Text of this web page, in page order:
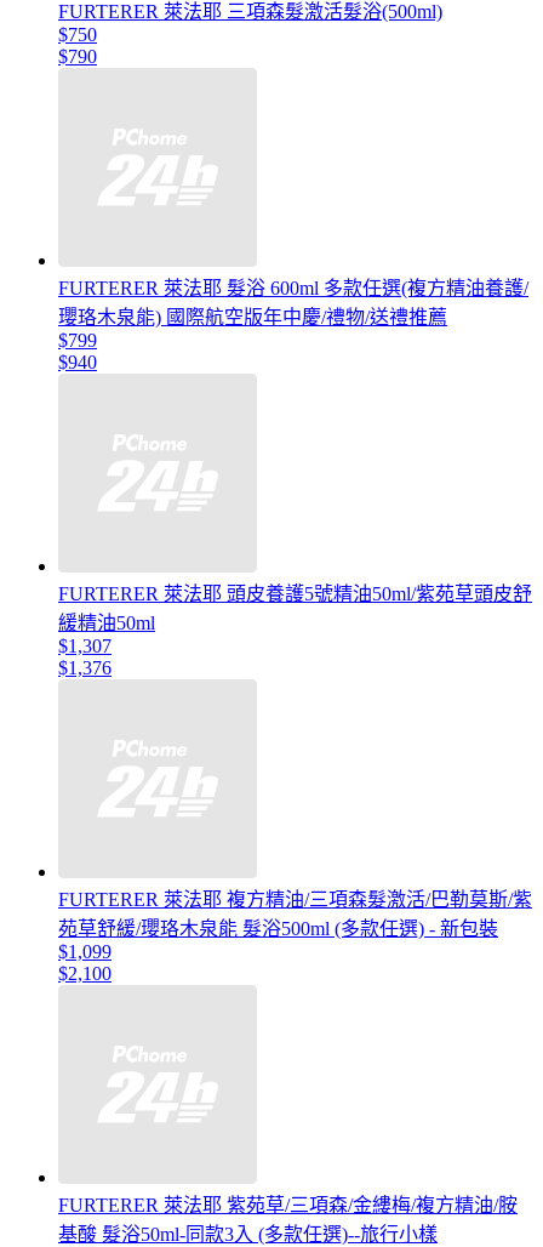
FURTERER 萊法耶 三項森髮激活髮浴(500ml)
$750
$790
FURTERER 萊法耶 髮浴 600ml 多款任選(複方精油養護/
瓔珞木泉能) 國際航空版年中慶/禮物/送禮推薦
$799
$940
FURTERER 萊法耶 頭皮養護5號精油50ml/紫苑草頭皮舒
緩精油50ml
$1,307
$1,376
FURTERER 萊法耶 複方精油/三項森髮激活/巴勒莫斯/紫
苑草舒緩/瓔珞木泉能 髮浴500ml (多款任選) - 新包裝
$1,099
$2,100
FURTERER 萊法耶 紫苑草/三項森/金縷梅/複方精油/胺
基酸 髮浴50ml-同款3入 (多款任選)--旅行小樣